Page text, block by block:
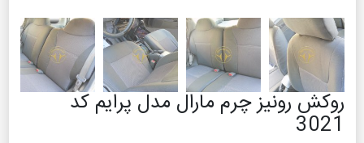
روکش رونیز چرم مارال مدل پرایم کد
3021